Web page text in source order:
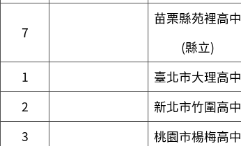
7
苗栗縣苑裡高中
(縣立)
1 臺北市大理高中
2 新北市竹圍高中
3 桃園市楊梅高中